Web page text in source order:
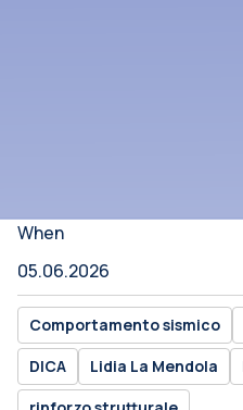
When
05.06.2026
Comportamento sismico
DICA
Lidia La Mendola